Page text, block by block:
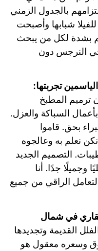
بالجدول الزمني
شبابها وأصبحت
بشدة لكل من يبحث
النرجس دون
تجربتها:
ترميم المطبخ
السباكة والعزل.
بحق. قاموا
نعلم به وعالجوه
التصميم الجديد
وجميلًا جدًا. أنا
الراقي من جميع
في شمال
القديمة وتجديدها
وسعره معقول هو